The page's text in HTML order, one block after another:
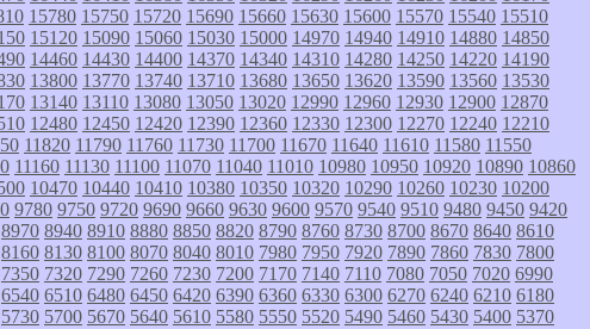
15780 15750 15720 15690 15660 15630 15600 15570 15540 15510
15120 15090 15060 15030 15000 14970 14940 14910 14880 14850
14460 14430 14400 14370 14340 14310 14280 14250 14220 14190
13800 13770 13740 13710 13680 13650 13620 13590 13560 13530
13140 13110 13080 13050 13020 12990 12960 12930 12900 12870
12480 12450 12420 12390 12360 12330 12300 12270 12240 12210
11820 11790 11760 11730 11700 11670 11640 11610 11580 11550
11160 11130 11100 11070 11040 11010 10980 10950 10920 10890 10860
10470 10440 10410 10380 10350 10320 10290 10260 10230 10200
9780 9750 9720 9690 9660 9630 9600 9570 9540 9510 9480 9450 9420
8970 8940 8910 8880 8850 8820 8790 8760 8730 8700 8670 8640 8610
8160 8130 8100 8070 8040 8010 7980 7950 7920 7890 7860 7830 7800
7350 7320 7290 7260 7230 7200 7170 7140 7110 7080 7050 7020 6990
6540 6510 6480 6450 6420 6390 6360 6330 6300 6270 6240 6210 6180
5730 5700 5670 5640 5610 5580 5550 5520 5490 5460 5430 5400 5370